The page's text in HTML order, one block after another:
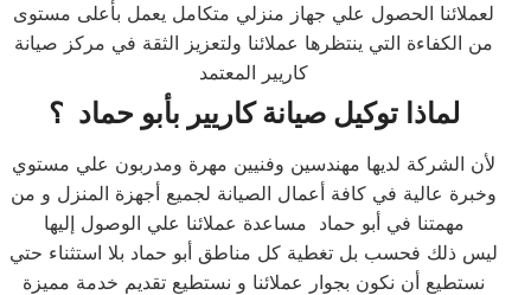
لعملائنا الحصول علي جهاز منزلي متكامل يعمل بأعلى مستوى
من الكفاءة التي ينتظرها عملائنا ولتعزيز الثقة في مركز صيانة
كاريير المعتمد
لماذا توكيل صيانة كاريير بأبو حماد ؟
لأن الشركة لديها مهندسين وفنيين مهرة ومدربون علي مستوي
وخبرة عالية في كافة أعمال الصيانة لجميع أجهزة المنزل و من
مهمتنا في أبو حماد مساعدة عملائنا علي الوصول إليها
ليس ذلك فحسب بل تغطية كل مناطق أبو حماد بلا استثناء حتي
نستطيع أن نكون بجوار عملائنا و نستطيع تقديم خدمة مميزة